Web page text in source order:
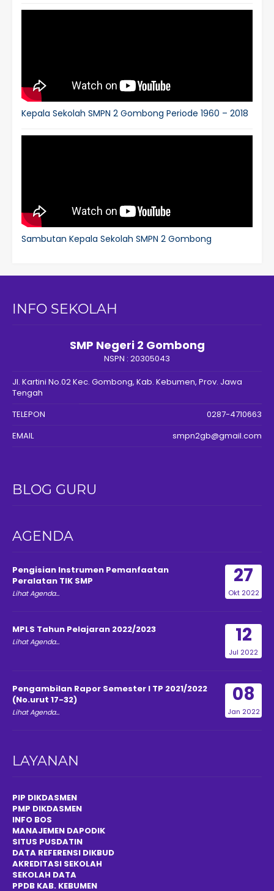
Kepala Sekolah SMPN 2 Gombong Periode 1960 – 2018
Sambutan Kepala Sekolah SMPN 2 Gombong
INFO SEKOLAH
SMP Negeri 2 Gombong
NSPN : 20305043
Jl. Kartini No.02 Kec. Gombong, Kab. Kebumen, Prov. Jawa
Tengah
TELEPON
0287-4710663
EMAIL
smpn2gb@gmail.com
BLOG GURU
AGENDA
27
Okt 2022
Pengisian Instrumen Pemanfaatan
Peralatan TIK SMP
Lihat Agenda...
12
Jul 2022
MPLS Tahun Pelajaran 2022/2023
Lihat Agenda...
08
Jan 2022
Pengambilan Rapor Semester I TP 2021/2022
(No.urut 17-32)
Lihat Agenda...
LAYANAN
PIP DIKDASMEN
PMP DIKDASMEN
INFO BOS
MANAJEMEN DAPODIK
SITUS PUSDATIN
DATA REFERENSI DIKBUD
AKREDITASI SEKOLAH
SEKOLAH DATA
PPDB KAB. KEBUMEN